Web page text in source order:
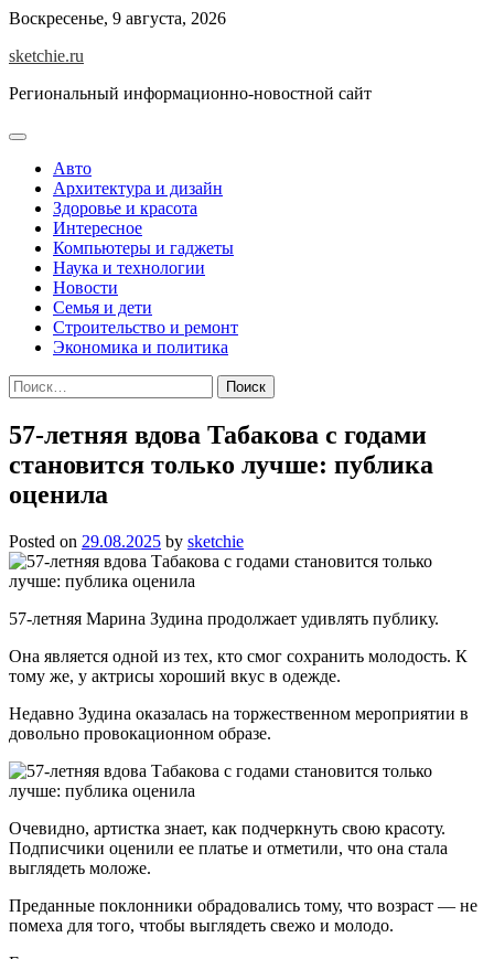
Skip
content
Воскресенье, 9 августа, 2026
sketchie.ru
Региональный информационно-новостной сайт
Авто
Архитектура и дизайн
Здоровье и красота
Интересное
Компьютеры и гаджеты
Наука и технологии
Новости
Семья и дети
Строительство и ремонт
Экономика и политика
Найти:
57-летняя вдова Табакова с годами
становится только лучше: публика
оценила
Posted on 29.08.2025 by sketchie
57-летняя Марина Зудина продолжает удивлять публику.
Она является одной из тех, кто смог сохранить молодость. К
тому же, у актрисы хороший вкус в одежде.
Недавно Зудина оказалась на торжественном мероприятии в
довольно провокационном образе.
Очевидно, артистка знает, как подчеркнуть свою красоту.
Подписчики оценили ее платье и отметили, что она стала
выглядеть моложе.
Преданные поклонники обрадовались тому, что возраст — не
помеха для того, чтобы выглядеть свежо и молодо.